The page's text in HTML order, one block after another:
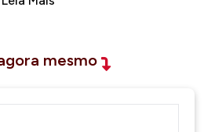
polido, escovado ou laminado,
mesmo